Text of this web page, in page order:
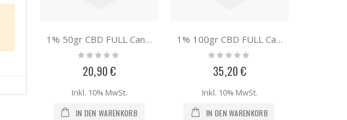
1% 50gr CBD FULL Cannabis, Kamille, Honig
Rating:
0%
20,90 €
Inkl. 10% MwSt.
IN DEN WARENKORB
1% 100gr CBD FULL Cannabis, Kamille, Honig
Rating:
0%
35,20 €
Inkl. 10% MwSt.
IN DEN WARENKORB